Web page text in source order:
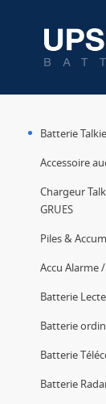
Batterie
Accessoire
Chargeur
GRUES
Piles &
Accu Alarme
Batterie
Batterie
Batterie
Batterie